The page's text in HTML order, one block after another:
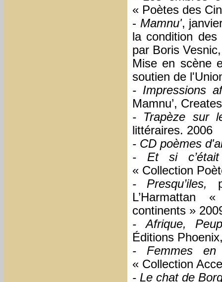
« Poètes des
- Mamnu',
la condition
par Boris
Mise en scène
soutien de
- Impressions
Mamnu’,
- Trapèze sur
littéraires. 2006
- CD poèmes
- Et si c’était
« Collection
- Presqu’iles,
L’Harmattan
continents »
- Afrique,
Éditions
- Femmes en
« Collection
- Le chat de